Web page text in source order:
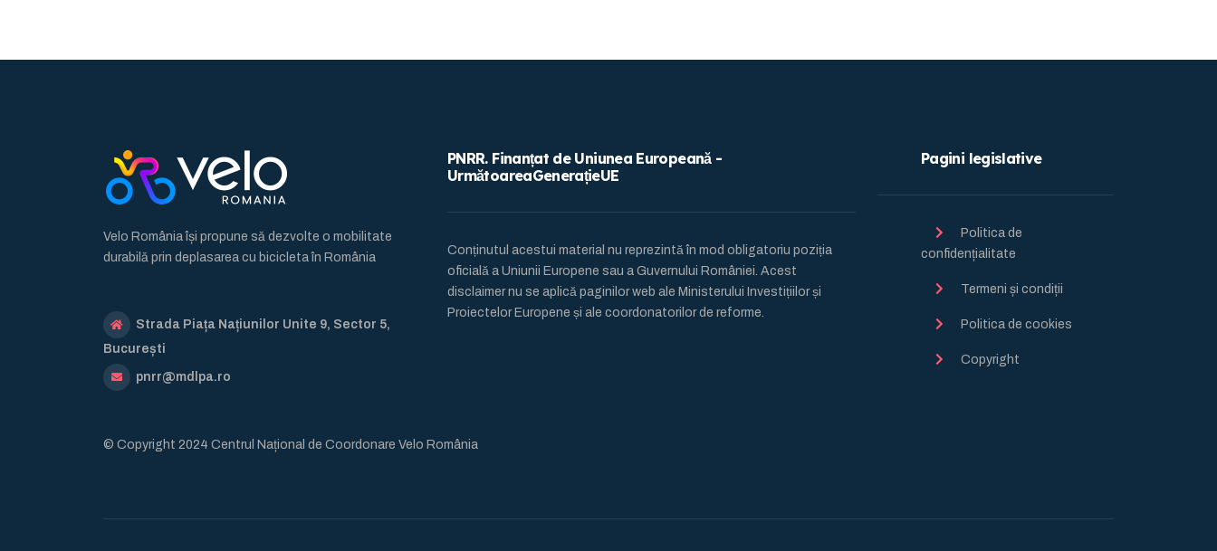
Velo România își propune să dezvolte o mobilitate
durabilă prin deplasarea cu bicicleta în România
Strada Piața Națiunilor Unite 9, Sector 5,
București
pnrr@mdlpa.ro
PNRR. Finanțat de Uniunea Europeană -
UrmătoareaGenerațieUE
Conținutul acestui material nu reprezintă în mod obligatoriu poziția
oficială a Uniunii Europene sau a Guvernului României. Acest
disclaimer nu se aplică paginilor web ale Ministerului Investițiilor și
Proiectelor Europene și ale coordonatorilor de reforme.
Pagini legislative
Politica de
confidențialitate
Termeni și condiții
Politica de cookies
Copyright
© Copyright 2024 Centrul Național de Coordonare Velo România